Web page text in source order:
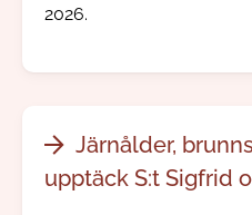
2026.
Järnålder,
upptäck S:t Sigfrid